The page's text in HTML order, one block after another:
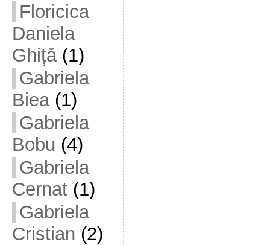
Floricica
Daniela
Ghiță(1)
Gabriela
Biea(1)
Gabriela
Bobu (4)
Gabriela
Cernat(1)
Gabriela
Cristian (2)